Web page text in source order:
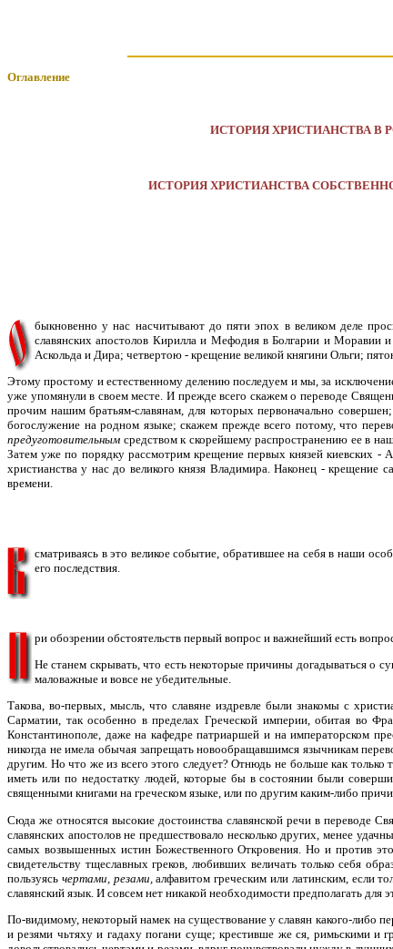
Оглавление
ИСТОРИЯ ХРИСТИАНСТВА В
ИСТОРИЯ ХРИСТИАНСТВА
быкновенно у нас насчитывают до пяти эпох в великом деле
славянских апостолов Кирилла и Мефодия в Болгарии и Моравии
Аскольда и Дира; четвертою - крещение великой княгини Ольги;
Этому простому и естественному делению последуем и мы, за
уже упомянули в своем месте. И прежде всего скажем о переводе
прочим нашим братьям-славянам, для которых первоначально
богослужение на родном языке; скажем прежде всего потому, что
предуготовительным средством к скорейшему распространению ее в
Затем уже по порядку рассмотрим крещение первых князей киевских -
христианства у нас до великого князя Владимира. Наконец - крещение
времени.
сматриваясь в это великое событие, обратившее на себя в наши
его последствия.
ри обозрении обстоятельств первый вопрос и важнейший есть
Не станем скрывать, что есть некоторые причины догадываться о
маловажные и вовсе не убедительные.
Такова, во-первых, мысль, что славяне издревле были знакомы с
Сарматии, так особенно в пределах Греческой империи, обитая во
Константинополе, даже на кафедре патриаршей и на императорском
никогда не имела обычая запрещать новообращавшимся язычникам
другим. Но что же из всего этого следует? Отнюдь не больше как только
иметь или по недостатку людей, которые бы в состоянии были
священными книгами на греческом языке, или по другим каким-либо
Сюда же относятся высокие достоинства славянской речи в
славянских апостолов не предшествовало несколько других, менее
самых возвышенных истин Божественного Откровения. Но и против
свидетельству тщеславных греков, любивших величать только себя
пользуясь чертами, резами,алфавитом греческим или латинским, если
славянский язык. И совсем нет никакой необходимости предполагать
По-видимому, некоторый намек на существование у славян какого-
и резями чьтяху и гадаху погани суще; крестивше же ся, римьскими и